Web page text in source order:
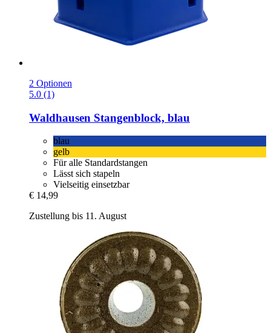
2 Optionen
5.0 (1)
Waldhausen Stangenblock, blau
blau
gelb
Für alle Standardstangen
Lässt sich stapeln
Vielseitig einsetzbar
€ 14,99
Zustellung bis 11. August